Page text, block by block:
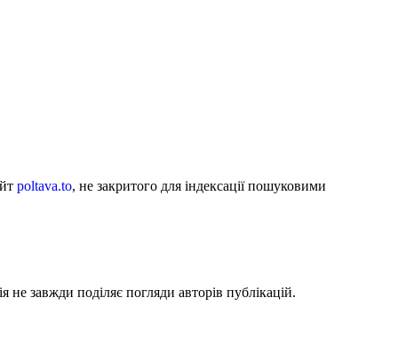
poltava.to, не закритого для індексації пошуковими
не завжди поділяє погляди авторів публікацій.